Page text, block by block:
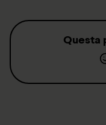
Questa